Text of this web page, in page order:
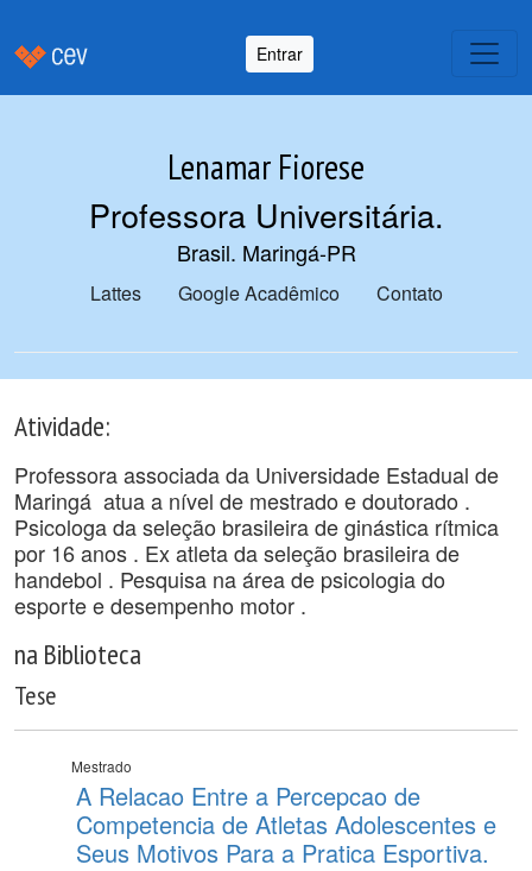
Entrar
Lenamar Fiorese
Professora Universitária.
Brasil. Maringá-PR
Lattes Google Acadêmico Contato
Atividade:
Professora associada da Universidade Estadual de
Maringá atua a nível de mestrado e doutorado .
Psicologa da seleção brasileira de ginástica rítmica
por 16 anos . Ex atleta da seleção brasileira de
handebol . Pesquisa na área de psicologia do
esporte e desempenho motor .
na Biblioteca
Tese
Mestrado
A Relacao Entre a Percepcao de
Competencia de Atletas Adolescentes e
Seus Motivos Para a Pratica Esportiva.